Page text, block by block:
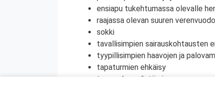
ensiapu tukehtumassa olevalle
raajassa olevan suuren
sokki
tavallisimpien sairauskohtausten
tyypillisimpien haavojen ja
tapaturmien ehkäisy
terveyden edistäminen